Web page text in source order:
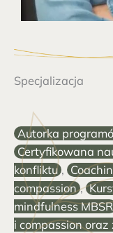
Specjalizacja
Autorka
Certyfikowana
konfliktu ,
compassion ,
mindfulness MBSR
i compassion oraz